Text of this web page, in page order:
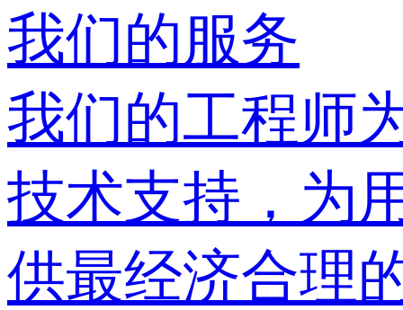
我们的服务
我们的工程师
技术支持，为
供最经济合理